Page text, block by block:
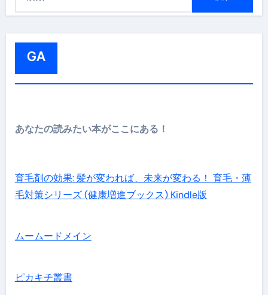
GA
あなたの読みたい本がここにある！
育毛剤の効果: 髪が変われば、未来が変わる！ 育毛・薄
毛対策シリーズ (健康増進ブックス) Kindle版
ムームードメイン
ピカキチ叢書